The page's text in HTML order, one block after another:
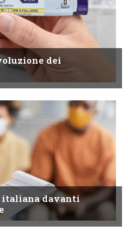
dei
italiana davanti